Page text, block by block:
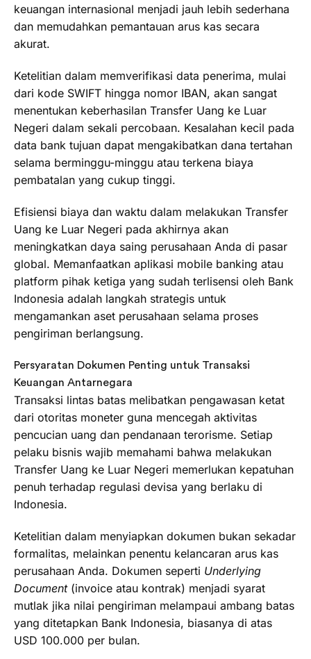
keuangan internasional menjadi jauh lebih sederhana
dan memudahkan pemantauan arus kas secara
akurat.
Ketelitian dalam memverifikasi data penerima, mulai
dari kode SWIFT hingga nomor IBAN, akan sangat
menentukan keberhasilan Transfer Uang ke Luar
Negeri dalam sekali percobaan. Kesalahan kecil pada
data bank tujuan dapat mengakibatkan dana tertahan
selama berminggu-minggu atau terkena biaya
pembatalan yang cukup tinggi.
Efisiensi biaya dan waktu dalam melakukan Transfer
Uang ke Luar Negeri pada akhirnya akan
meningkatkan daya saing perusahaan Anda di pasar
global. Memanfaatkan aplikasi mobile banking atau
platform pihak ketiga yang sudah terlisensi oleh Bank
Indonesia adalah langkah strategis untuk
mengamankan aset perusahaan selama proses
pengiriman berlangsung.
Persyaratan Dokumen Penting untuk Transaksi
Keuangan Antarnegara
Transaksi lintas batas melibatkan pengawasan ketat
dari otoritas moneter guna mencegah aktivitas
pencucian uang dan pendanaan terorisme. Setiap
pelaku bisnis wajib memahami bahwa melakukan
Transfer Uang ke Luar Negeri memerlukan kepatuhan
penuh terhadap regulasi devisa yang berlaku di
Indonesia.
Ketelitian dalam menyiapkan dokumen bukan sekadar
formalitas, melainkan penentu kelancaran arus kas
perusahaan Anda. Dokumen seperti Underlying
Document(invoice atau kontrak) menjadi syarat
mutlak jika nilai pengiriman melampaui ambang batas
yang ditetapkan Bank Indonesia, biasanya di atas
USD 100.000 per bulan.